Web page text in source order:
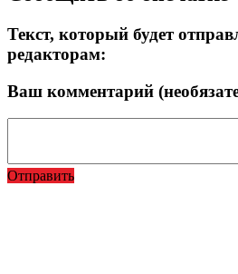
Текст, который будет
редакторам:
Ваш комментарий
Отправить